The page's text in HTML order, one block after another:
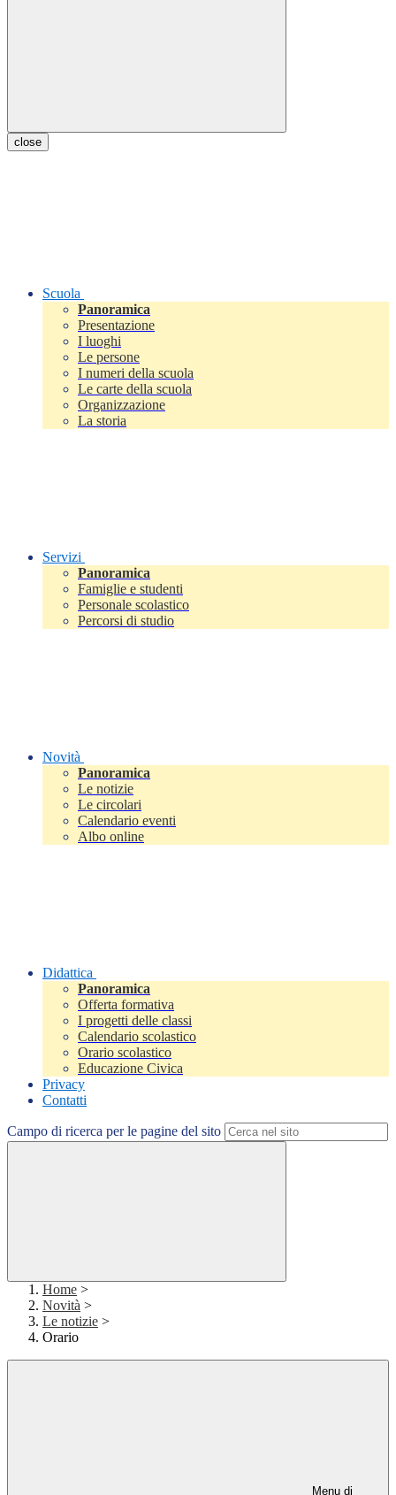
close
Scuola
Panoramica
Presentazione
I luoghi
Le persone
I numeri della scuola
Le carte della scuola
Organizzazione
La storia
Servizi
Panoramica
Famiglie e studenti
Personale scolastico
Percorsi di studio
Novità
Panoramica
Le notizie
Le circolari
Calendario eventi
Albo online
Didattica
Panoramica
Offerta formativa
I progetti delle classi
Calendario scolastico
Orario scolastico
Educazione Civica
Privacy
Contatti
Campo di ricerca per le pagine del sito
Home >
Novità >
Le notizie >
Orario
Menu di